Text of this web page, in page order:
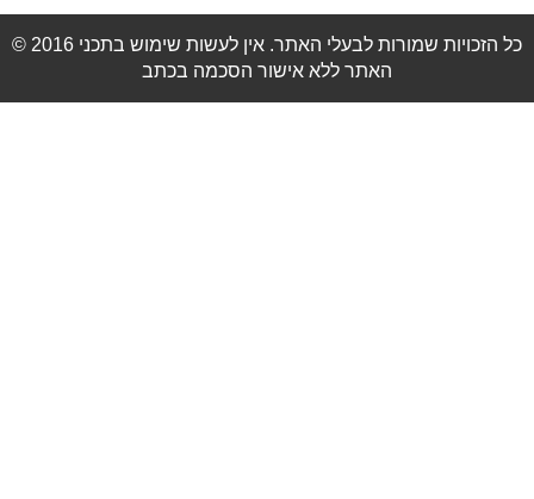
© 2016 כל הזכויות שמורות לבעלי האתר. אין לעשות שימוש בתכני
האתר ללא אישור הסכמה בכתב